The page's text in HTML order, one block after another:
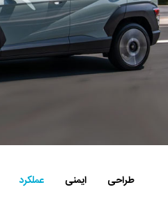
طراحی ایمنی عملکرد